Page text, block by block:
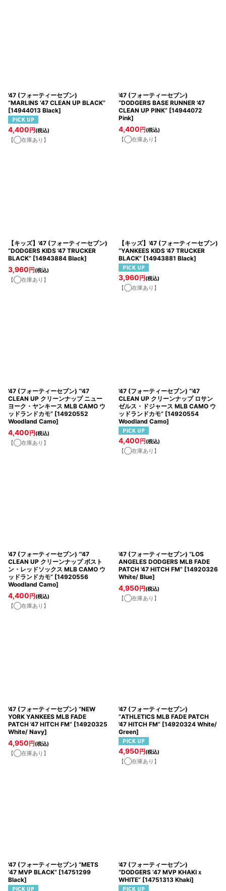
'47 (フォーティーセブン)
“MARLINS ’47 CLEAN UP BLACK”
[14944013 Black]
4,400円(税込)
【◯在庫あり】
'47 (フォーティーセブン)
“DODGERS BASE RUNNER '47
CLEAN UP PINK” [14944072
Pink]
4,400円(税込)
【◯在庫あり】
【キッズ】'47 (フォーティーセブン)
“DODGERS KIDS '47 TRUCKER
BLACK” [14943884 Black]
3,960円(税込)
【◯在庫あり】
【キッズ】'47 (フォーティーセブン)
“YANKEES KIDS '47 TRUCKER
BLACK” [14943881 Black]
3,960円(税込)
【◯在庫あり】
'47 (フォーティーセブン) “'47
CLEAN UP クリーンナップ ニュー
ヨーク・ヤンキース MLB CAMO ウ
ッドランドカモ” [14920552
Woodland Camo]
4,400円(税込)
【◯在庫あり】
'47 (フォーティーセブン) “'47
CLEAN UP クリーンナップ ロサン
ゼルス・ドジャース MLB CAMO ウ
ッドランドカモ” [14920554
Woodland Camo]
4,400円(税込)
【◯在庫あり】
'47 (フォーティーセブン) “'47
CLEAN UP クリーンナップ ボスト
ン・レッドソックス MLB CAMO ウ
ッドランドカモ” [14920556
Woodland Camo]
4,400円(税込)
【◯在庫あり】
'47 (フォーティーセブン) “LOS
ANGELES DODGERS MLB FADE
PATCH '47 HITCH FM” [14920326
White/ Blue]
4,950円(税込)
【◯在庫あり】
'47 (フォーティーセブン) “NEW
YORK YANKEES MLB FADE
PATCH '47 HITCH FM” [14920325
White/ Navy]
4,950円(税込)
【◯在庫あり】
'47 (フォーティーセブン)
“ATHLETICS MLB FADE PATCH
'47 HITCH FM” [14920324 White/
Green]
4,950円(税込)
【◯在庫あり】
'47 (フォーティーセブン) “METS
’47 MVP BLACK” [14751299
Black]
'47 (フォーティーセブン)
“DODGERS ’47 MVP KHAKIｘ
WHITE” [14751313 Khaki]